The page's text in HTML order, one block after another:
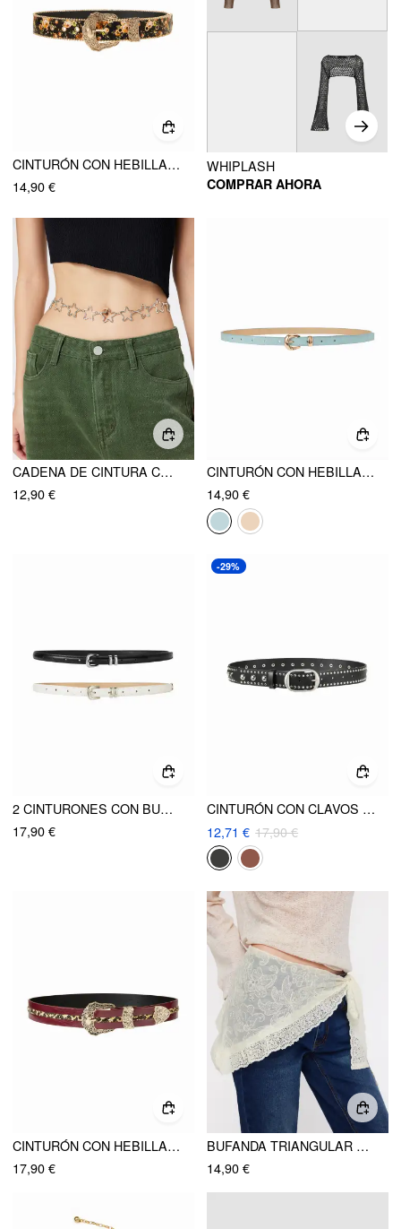
CINTURÓN CON HEBILLA GRABADA DE FLORES
14,90 €
WHIPLASH
COMPRAR AHORA
CADENA DE CINTURA CON DECORACIÓN DE ESTRELLAS
12,90 €
CINTURÓN CON HEBILLA CLÁSICO
14,90 €
2 CINTURONES CON BUCKLE CLÁSICO
17,90 €
-29%
CINTURÓN CON CLAVOS Y BUCKLES
12,71 € 17,90 €
CINTURÓN CON HEBILLA DE ESTAMPADO DE LEOPARDO GRABADO
17,90 €
BUFANDA TRIANGULAR DE ENCAJE FLORAL
14,90 €